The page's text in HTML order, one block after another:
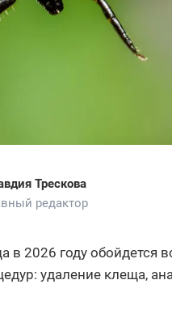
Трескова
редактор
2026 году обойдется
удаление клеща,